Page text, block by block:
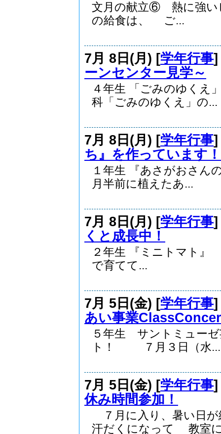
文月の献立⑥ 熱に強
の給食は、 ご...
7月 8日(月) [学年行事
ーンセンター見学～
４年生 「ごみのゆく
科「ごみのゆくえ」の...
7月 8日(月) [学年行事
ち』を作っています！
１年生 『あさがおさ
月半前に植えたあ...
7月 8日(月) [学年行事
くと成長中！
２年生 『ミニトマト
で育てて...
7月 5日(金) [学年行事
あい事業
５年生 サントミュー
ト！ ７月３日（水...
7月 5日(金) [学年行事
休み時間参加！
７月に入り、暑い日が
汗だくになって 教室